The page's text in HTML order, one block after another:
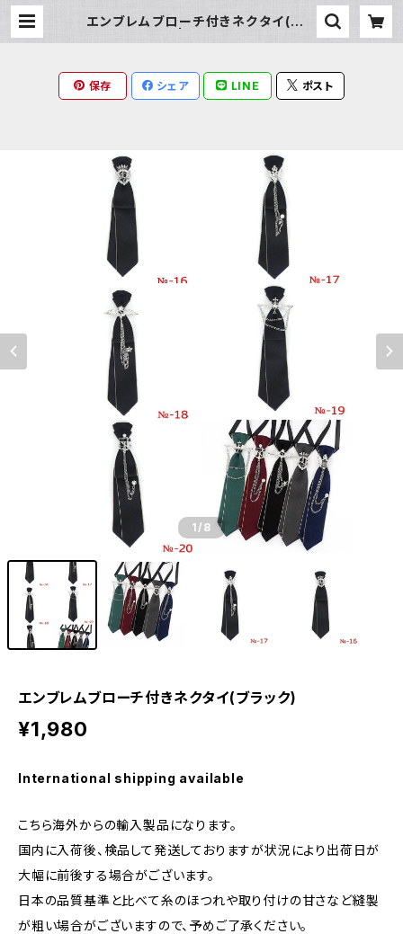
エンブレムブローチ付きネクタイ(ブラ
保存 シェア LINE ポスト
1 /8
エンブレムブローチ付きネクタイ(ブラック)
¥1,980
International shipping available
こちら海外からの輸入製品になります。
国内に入荷後、検品して発送しておりますが状況により出荷日が
大幅に前後する場合がございます。
日本の品質基準と比べて糸のほつれや取り付けの甘さなど縫製
が粗い場合がございますので、予めご了承ください。